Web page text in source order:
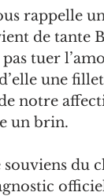
rappelle
de tante
tuer
une
notre
un brin.
souviens du